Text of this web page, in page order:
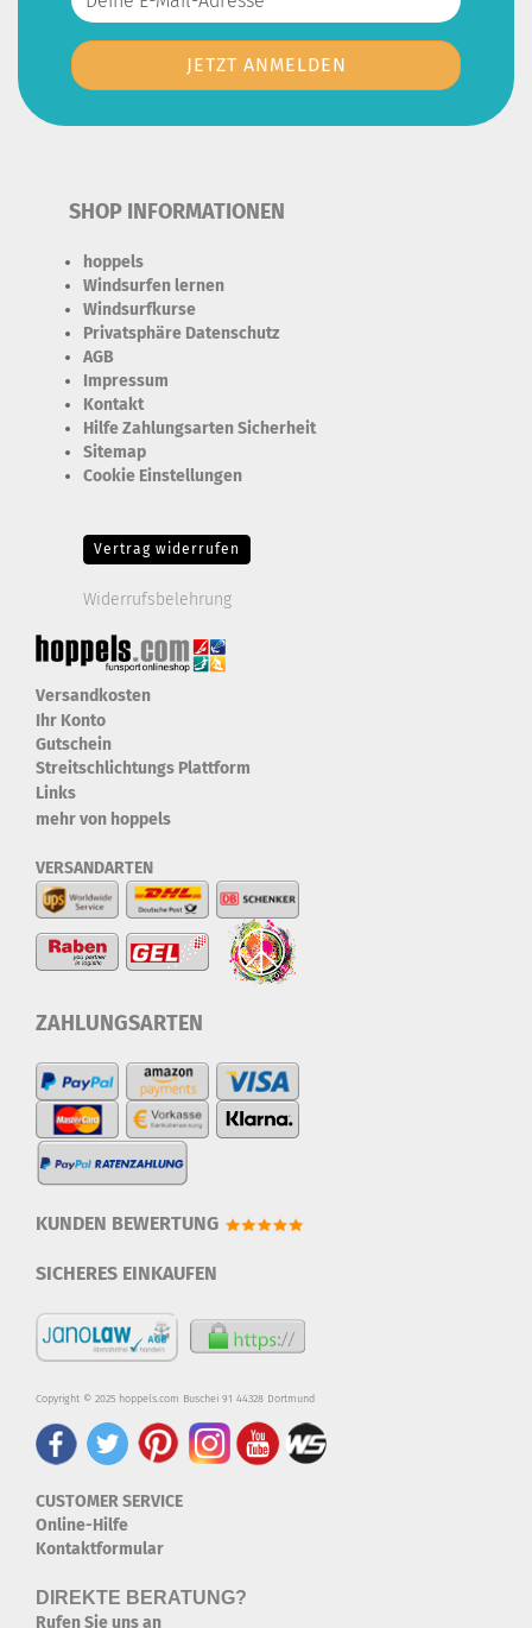
SHOP INFORMATIONEN
hoppels
Windsurfen lernen
Windsurfkurse
Privatsphäre Datenschutz
AGB
Impressum
Kontakt
Hilfe Zahlungsarten Sicherheit
Sitemap
Cookie Einstellungen
Vertrag widerrufen
Widerrufsbelehrung
Versandkosten
Ihr Konto
Gutschein
Streitschlichtungs Plattform
Links
mehr von hoppels
VERSANDARTEN
ZAHLUNGSARTEN
KUNDEN BEWERTUNG
SICHERES EINKAUFEN
Copyright © 2025 hoppels.com Buschei 91 44328 Dortmund
CUSTOMER SERVICE
Online-Hilfe
Kontaktformular
DIREKTE BERATUNG?
Rufen Sie uns an